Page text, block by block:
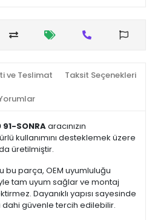
ve Teslimat Taksit Seçenekleri
SONRAaracınızın
kullanımını desteklemek üzere
üretilmiştir.
bu parça, OEM uyumluluğu
tam uyum sağlar ve montaj
Dayanıklı yapısı sayesinde
dahi güvenle tercih edilebilir.